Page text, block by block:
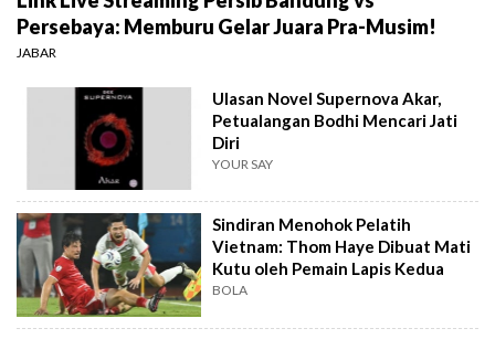
Persebaya: Memburu Gelar Juara Pra-Musim!
JABAR
Ulasan Novel Supernova Akar,
Petualangan Bodhi Mencari Jati
Diri
YOUR SAY
Sindiran Menohok Pelatih
Vietnam: Thom Haye Dibuat Mati
Kutu oleh Pemain Lapis Kedua
BOLA